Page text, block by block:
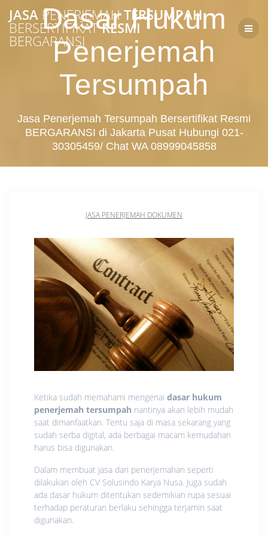
Skip
to
content
JASA PENERJEMAHTERSUMPAH
BERSERTIFIKATRESMI
BERGARANSI
Dasar Hukum
Penerjemah
Tersumpah
Jasa Penerjemah Tersumpah Bersertifikat Resmi
BERGARANSI di Jakarta Pusat Hubungi 021-
30305459/ Chat WA 08999045858
JASA PENERJEMAH DOKUMEN
Ketika sudah memahami mengenai dasar hukum
penerjemah tersumpah nantinya akan lebih mudah
saat dimanfaatkan. Tentu saja di masa sekarang yang
sudah serba digital, ada berbagai macam kemudahan
harus bisa digunakan.
Dalam membuat jasa dari penerjemahan seperti
dilakukan oleh CV Solusindo Karya Nusa. Juga sudah
ada dasar hukum ditentukan sedemikian rupa sesuai
terhadap peraturan berlaku sehingga terjamin saat
digunakan.